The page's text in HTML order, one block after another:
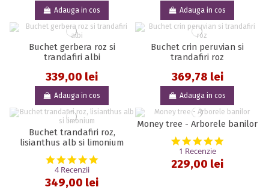
Adauga in cos Adauga in cos
Buchet gerbera roz si
trandafiri albi
339,00 lei
Adauga in cos
Buchet crin peruvian si
trandafiri roz
369,78 lei
Adauga in cos
Buchet trandafiri roz,
lisianthus alb si limonium
5.0 star rating
4 Recenzii
349,00 lei
Money tree - Arborele banilor
5.0 star
1 Recenzie
229,00 lei